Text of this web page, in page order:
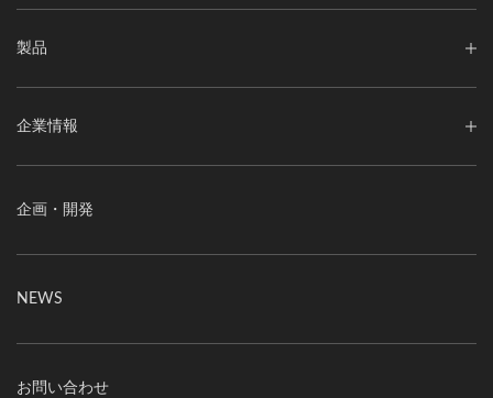
製品
企業情報
企画・開発
NEWS
お問い合わせ